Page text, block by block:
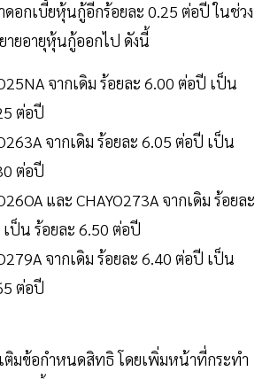
อกเบี้ยหุ้นกู้อีกร้อยละ 0.25 ต่อปี ในช่วง
ายอายุหุ้นกู้ออกไป ดังนี้
จากเดิม ร้อยละ 6.00 ต่อปี เป็น
ต่อปี
จากเดิม ร้อยละ 6.05 ต่อปี เป็น
ต่อปี
และ CHAYO273A จากเดิม ร้อยละ
ป็น ร้อยละ 6.50 ต่อปี
จากเดิม ร้อยละ 6.40 ต่อปี เป็น
ต่อปี
ติมข้อกำหนดสิทธิ โดยเพิ่มหน้าที่กระทำ